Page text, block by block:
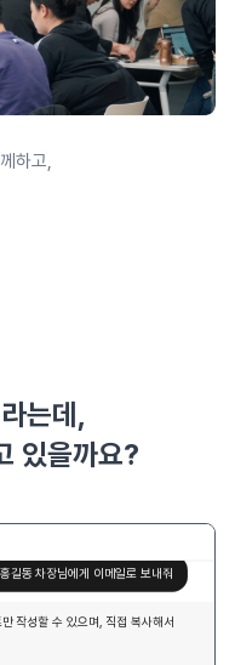
하고,
는데,
있을까요?
길동 차장님에게 이메일로 보내줘
작성할 수 있으며, 직접 복사해서